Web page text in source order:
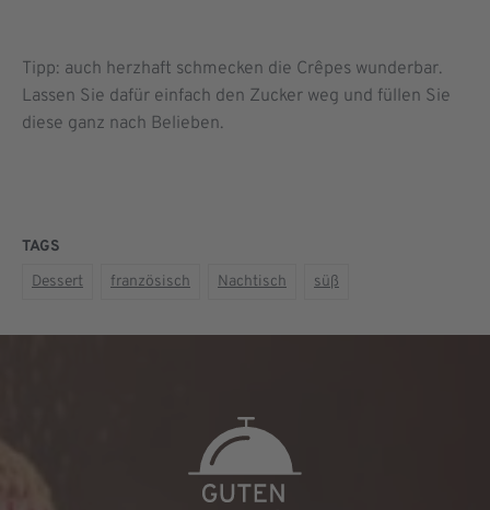
Tipp: auch herzhaft schmecken die Crêpes wunderbar.
Lassen Sie dafür einfach den Zucker weg und füllen Sie
diese ganz nach Belieben.
TAGS
Dessert
französisch Nachtisch süß